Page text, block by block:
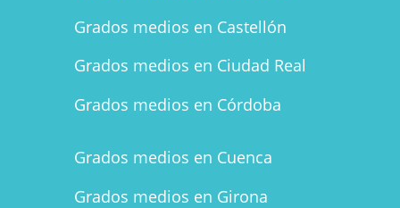
Grados medios en Castellón
Grados medios en Ciudad Real
Grados medios en Córdoba
Grados medios en Cuenca
Grados medios en Girona